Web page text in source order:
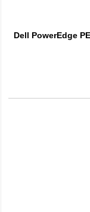
Dell PowerEdge